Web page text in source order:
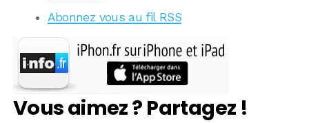
Abonnez vous au fil RSS
Vous aimez ? Partagez !